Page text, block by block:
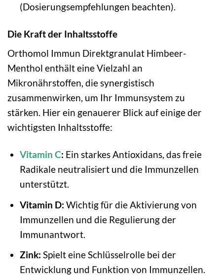
(Dosierungsempfehlungen beachten).
Die Kraft der Inhaltsstoffe
Orthomol Immun Direktgranulat Himbeer-
Menthol enthält eine Vielzahl an
Mikronährstoffen, die synergistisch
zusammenwirken, um Ihr Immunsystem zu
stärken. Hier ein genauerer Blick auf einige der
wichtigsten Inhaltsstoffe:
Vitamin C: Ein starkes Antioxidans, das freie
Radikale neutralisiert und die Immunzellen
unterstützt.
Vitamin D: Wichtig für die Aktivierung von
Immunzellen und die Regulierung der
Immunantwort.
Zink: Spielt eine Schlüsselrolle bei der
Entwicklung und Funktion von Immunzellen.